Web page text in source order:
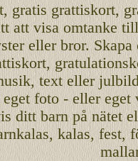
, gratis grattiskort,
att visa omtanke
ellerbror.
,
text eller
foto - eller eget
ditt barn på nätet
kalas, fest,